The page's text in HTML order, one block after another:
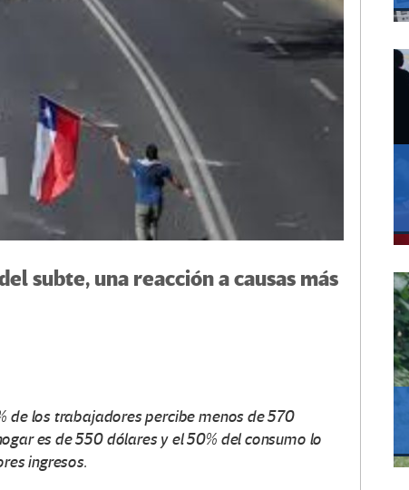
subte, una reacción a causas más
de los trabajadores percibe menos de 570
es de 550 dólares y el 50% del consumo lo
ingresos.